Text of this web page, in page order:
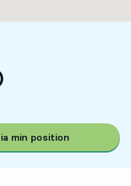
min position